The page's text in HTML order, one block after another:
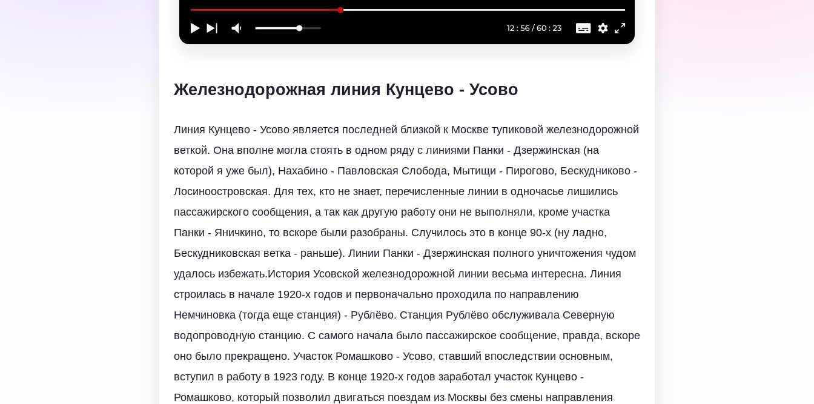
Железнодорожная линия Кунцево - Усово
Линия Кунцево - Усово является последней близкой к Москве тупиковой железнодорожной
веткой. Она вполне могла стоять в одном ряду с линиями Панки - Дзержинская (на
которой я уже был), Нахабино - Павловская Слобода, Мытищи - Пирогово, Бескудниково -
Лосиноостровская. Для тех, кто не знает, перечисленные линии в одночасье лишились
пассажирского сообщения, а так как другую работу они не выполняли, кроме участка
Панки - Яничкино, то вскоре были разобраны. Случилось это в конце 90-х (ну ладно,
Бескудниковская ветка - раньше). Линии Панки - Дзержинская полного уничтожения чудом
удалось избежать.История Усовской железнодорожной линии весьма интересна. Линия
строилась в начале 1920-х годов и первоначально проходила по направлению
Немчиновка (тогда еще станция) - Рублёво. Станция Рублёво обслуживала Северную
водопроводную станцию. С самого начала было пассажирское сообщение, правда, вскоре
оно было прекращено. Участок Ромашково - Усово, ставший впоследствии основным,
вступил в работу в 1923 году. В конце 1920-х годов заработал участок Кунцево -
Ромашково, который позволил двигаться поездам из Москвы без смены направления